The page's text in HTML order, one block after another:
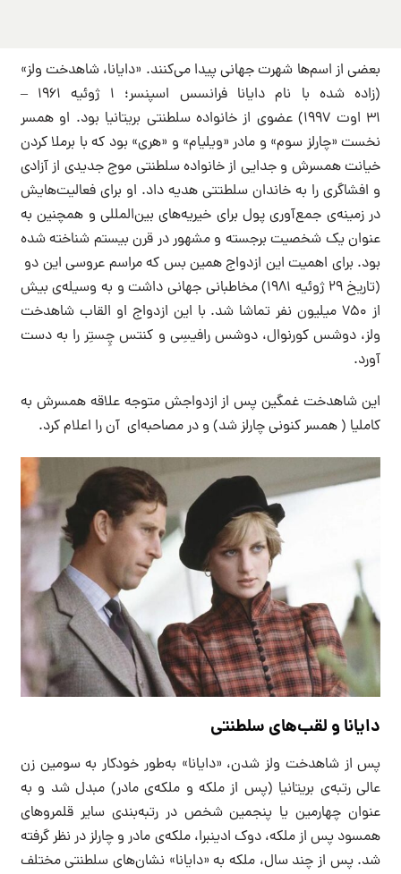
بعضی از اسم‌ها شهرت جهانی پیدا می‌کنند. «دایانا، شاهدخت ولز»
(زاده شده با نام دایانا فرانسس اسپنسر؛ ۱ ژوئیه ۱۹۶۱ –
۳۱ اوت ۱۹۹۷) عضوی از خانواده سلطنتی بریتانیا بود. او همسر
نخست «چارلز سوم» و مادر «ویلیام» و «هری» بود که با برملا کردن
خیانت همسرش و جدایی از خانواده سلطنتی موج جدیدی از آزادی
و افشاگری را به خاندان سلطتتی هدیه داد. او برای فعالیت‌هایش
در زمینه‌ی جمع‌آوری پول برای خیریه‌های بین‌المللی و همچنین به
عنوان یک شخصیت برجسته و مشهور در قرن بیستم شناخته شده
بود. برای اهمیت این ازدواج همین بس که مراسم عروسی این دو
(تاریخ ۲۹ ژوئیه ۱۹۸۱) مخاطبانی جهانی داشت و به وسیله‌ی بیش
از ۷۵۰ میلیون نفر تماشا شد. با این ازدواج او القاب شاهدخت
ولز، دوشس کورنوال، دوشس رافیسِی و کنتس چِستِر را به دست
آورد.
این شاهدخت غمگین پس از ازدواجش متوجه علاقه همسرش به
کاملیا ( همسر کنونی چارلز شد) و در مصاحبه‌ای آن را اعلام کرد‌.
دایانا و لقب‌های سلطنتی
پس از شاهدخت ولز شدن، «دایانا» به‌طور خودکار به سومین زن
عالی رتبه‌ی بریتانیا (پس از ملکه و ملکه‌ی مادر) مبدل شد و به
عنوان چهارمین یا پنجمین شخص در رتبه‌بندی سایر قلمروهای
همسود پس از ملکه، دوک ادینبرا، ملکه‌ی مادر و چارلز در نظر گرفته
شد. پس از چند سال، ملکه به «دایانا» نشان‌های سلطنتی مختلف